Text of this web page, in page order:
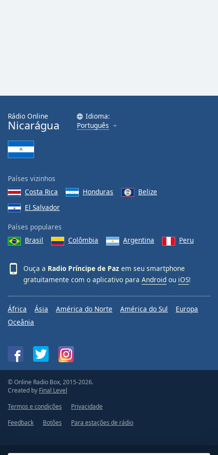
Rádio Online
Nicarágua
Idioma:
Português
Países vizinhos
Costa Rica
Honduras
Belize
El Salvador
Países populares
Brasil
Colômbia Argentina Peru
Ouça a Radio Príncipe de Paz em seu smartphone
gratuitamente com o aplicativo para Android ou iOS!
África Ásia América do Norte América do Sul
Europa
Oceânia
© Online Radio Box, 2015-2026.
Created by Final Level
Termos e condições
Privacidade
Feedback
Botões Para estações de rádio